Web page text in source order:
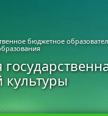
бюджетное
культуры